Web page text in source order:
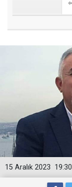
19:30
15 Aralık 2023